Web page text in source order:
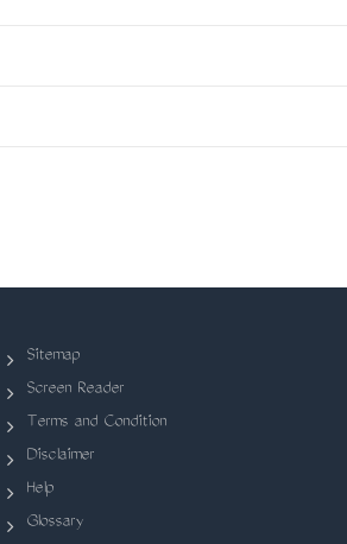
Sitemap
Screen Reader
Terms and Condition
Disclaimer
Help
Glossary